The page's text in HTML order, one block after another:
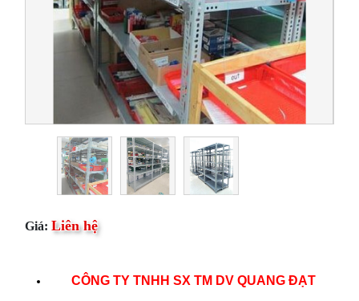
Giá: Liên hệ
CÔNG TY TNHH SX TM DV QUANG ĐẠT